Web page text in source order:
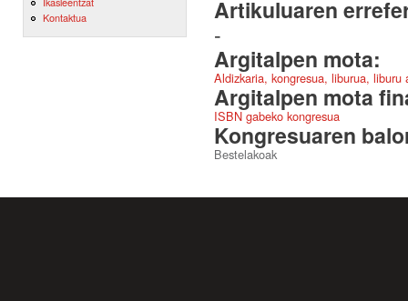
Kontaktua
Artikuluaren
-
Argitalpen mota:
Aldizkaria, kongresua, liburua,
Argitalpen mota
ISBN gabeko kongresua
Kongresuaren
Bestelakoak